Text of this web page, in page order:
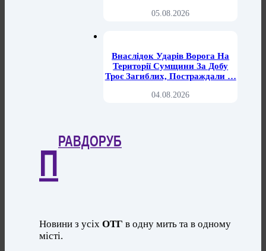
05.08.2026
Внаслідок Ударів Ворога На
Території Сумщини За Добу
Троє Загиблих, Постраждали …
04.08.2026
П
РАВДОРУБ
Новини з усіхОТГ в одну мить та в одному
місті.